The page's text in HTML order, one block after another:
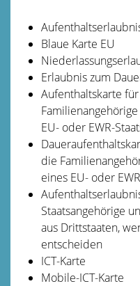
Blaue Karte EU
Erlaubnis zum
Aufenthaltskarte
EU- oder EWR-
die
eines EU- oder
Staatsangehörige
aus Drittstaaten,
entscheiden
ICT-Karte
Mobile-ICT-Karte